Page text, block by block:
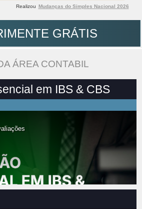
Realizou Mudanças do Simples Nacional 2026
GRÁTIS
ÁREA CONTABIL
em IBS & CBS